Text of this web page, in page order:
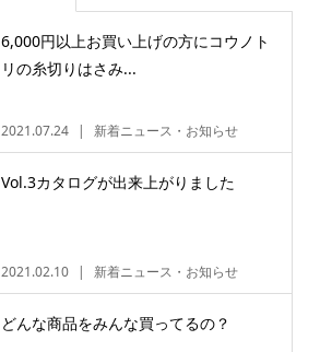
6,000円以上お買い上げの方にコウノト
リの糸切りはさみ...
2021.07.24 新着ニュース・お知らせ
Vol.3カタログが出来上がりました
2021.02.10 新着ニュース・お知らせ
どんな商品をみんな買ってるの？